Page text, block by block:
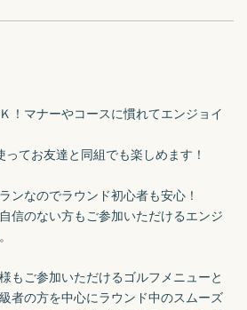
！マナーやコースに慣れてエンジョイ
ってお友達と同組でも楽しめます！
ンなのでラウンド初心者も安心！
信のない方もご参加いただけるエンジ
もご参加いただけるゴルフメニューと
者の方を中心にラウンド中のスムーズ